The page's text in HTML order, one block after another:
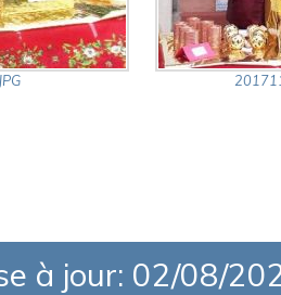
à jour: 02/08/